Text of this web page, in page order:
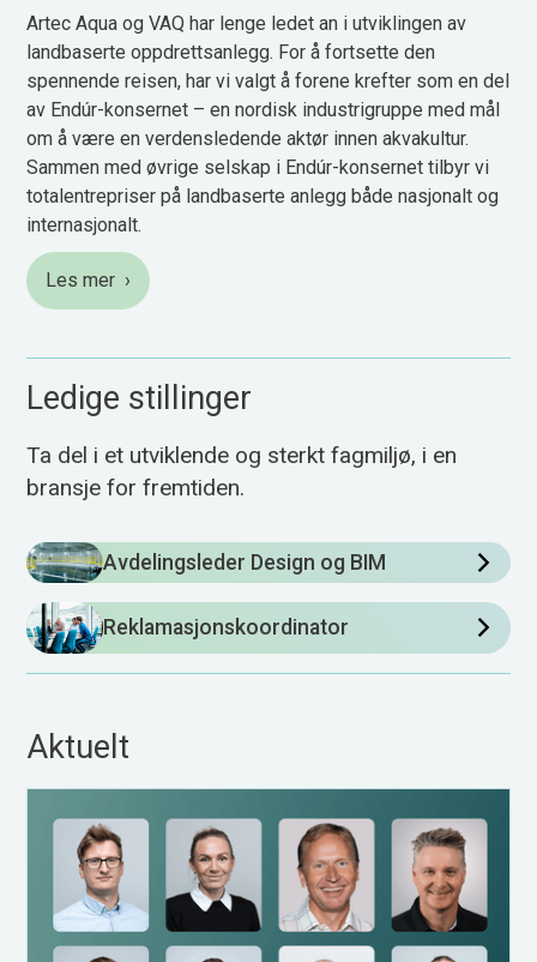
Artec Aqua og VAQ har lenge ledet an i utviklingen av
landbaserte oppdrettsanlegg. For å fortsette den
spennende reisen, har vi valgt å forene krefter som en del
av Endúr-konsernet – en nordisk industrigruppe med mål
om å være en verdensledende aktør innen akvakultur.​
Sammen med øvrige selskap i Endúr-konsernet tilbyr vi
totalentrepriser på landbaserte anlegg både nasjonalt og
internasjonalt.​
Les mer ›
Ledige stillinger
Ta del i et utviklende og sterkt fagmiljø, i en
bransje for fremtiden.
Avdelingsleder Design og BIM
Reklamasjonskoordinator
Aktuelt